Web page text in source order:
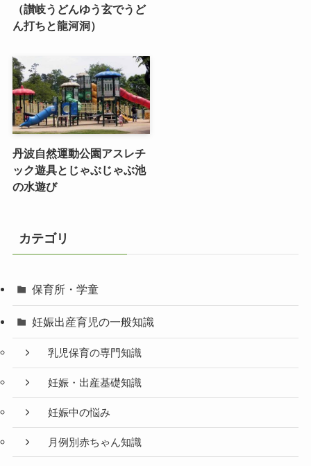
（讃岐うどんゆう玄でうど
ん打ちと龍河洞）
丹波自然運動公園アスレチ
ック遊具とじゃぶじゃぶ池
の水遊び
カテゴリ
保育所・学童
妊娠出産育児の一般知識
乳児保育の専門知識
妊娠・出産基礎知識
妊娠中の悩み
月例別赤ちゃん知識